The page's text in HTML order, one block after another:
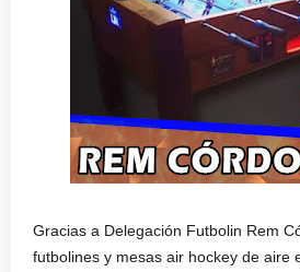
Gracias a Delegación Futbolin Rem
futbolines y mesas air hockey de aire